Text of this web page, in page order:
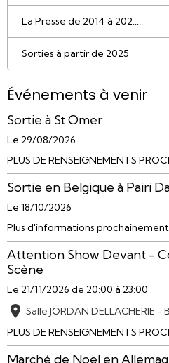
La Presse de 2014 à 202.....
Sorties à partir de 2025
Événements à venir
Sortie à St Omer
Le 29/08/2026
PLUS DE RENSEIGNEMENTS
Sortie en Belgique à Pairi
Le 18/10/2026
Plus d'informations prochainement
Attention Show Devant -
Scène
Le 21/11/2026 de 20:00 à 23:00
Salle JORDAN DELLACHERIE -
PLUS DE RENSEIGNEMENTS
Marché de Noël en